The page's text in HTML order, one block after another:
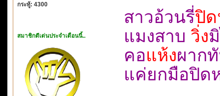
กระทู้: 4300
สมาชิกดีเด่นประจำเดือนนี้..
สาวอ้วนรี่ปิ
แมงสาบ วิ่ง
คอแห้งผาก
แค่ยกมือปิด